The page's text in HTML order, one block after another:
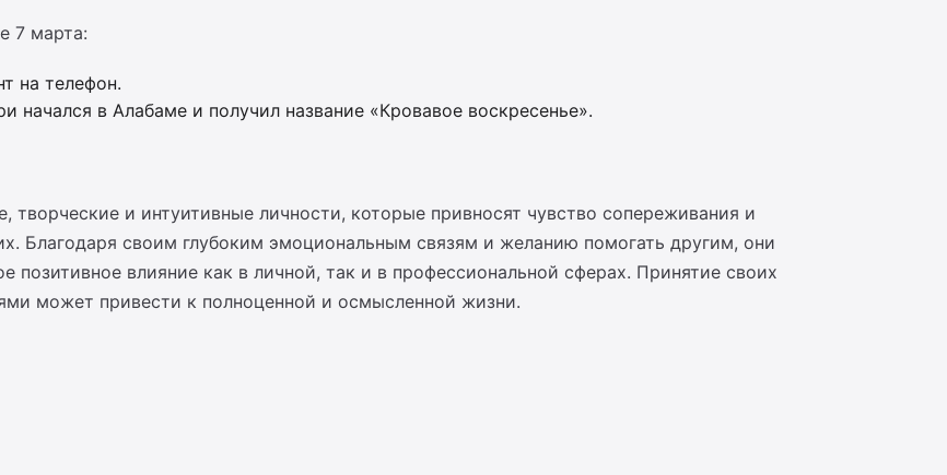
7 марта:
на телефон.
в Алабаме и получил название «Кровавое воскресенье».
и интуитивные личности, которые привносят чувство сопереживания и
Благодаря своим глубоким эмоциональным связям и желанию помогать другим, они
позитивное влияние как в личной, так и в профессиональной сферах. Принятие своих
может привести к полноценной и осмысленной жизни.